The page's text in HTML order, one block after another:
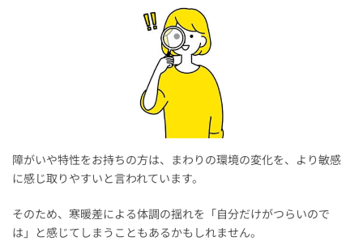
障がいや特性をお持ちの方は、まわりの環境の変化を、より敏感
に感じ取りやすいと言われています。
そのため、寒暖差による体調の揺れを「自分だけがつらいので
は」と感じてしまうこともあるかもしれません。